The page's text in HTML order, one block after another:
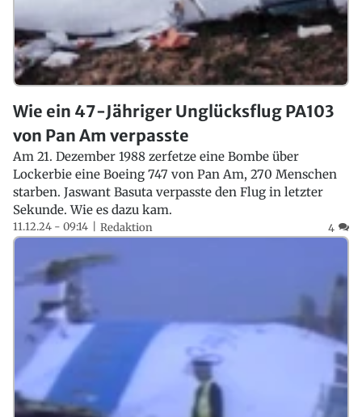
Wie ein 47-Jähriger Unglücksflug PA103
von Pan Am verpasste
Am 21. Dezember 1988 zerfetze eine Bombe über
Lockerbie eine Boeing 747 von Pan Am, 270 Menschen
starben. Jaswant Basuta verpasste den Flug in letzter
Sekunde. Wie es dazu kam.
11.12.24 - 09:14 Redaktion 4